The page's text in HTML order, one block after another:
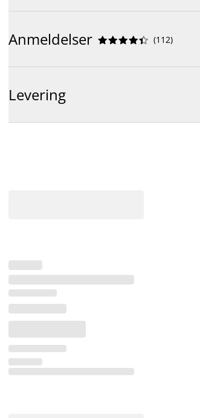
Anmeldelser 




 (112)
Levering